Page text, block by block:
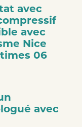
avec
avec
Nice
06
avec